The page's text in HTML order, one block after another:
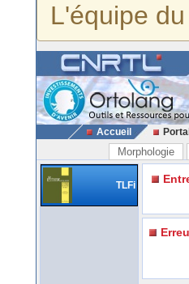
L'équipe
Accueil
Morphologie
TLFi